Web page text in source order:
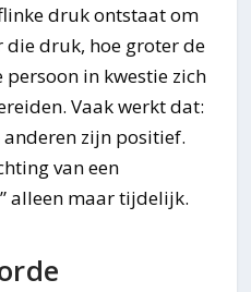
druk ontstaat om
die druk, hoe groter de
in kwestie zich
Vaak werkt dat:
zijn positief.
van een
alleen maar tijdelijk.